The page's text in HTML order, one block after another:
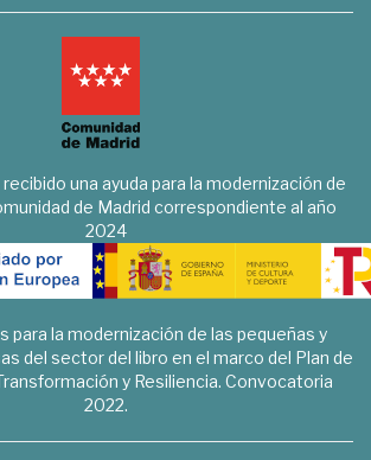
una ayuda para la modernización de
de Madrid correspondiente al año
2024
para la modernización de las pequeñas y
del sector del libro en el marco del Plan de
y Resiliencia. Convocatoria
2022.